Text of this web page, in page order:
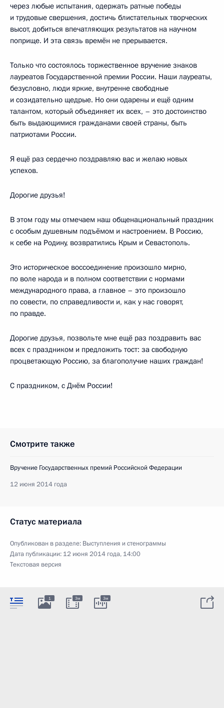
через любые испытания, одержать ратные победы
и трудовые свершения, достичь блистательных творческих
высот, добиться впечатляющих результатов на научном
поприще. И эта связь времён не прерывается.
Только что состоялось торжественное вручение знаков
лауреатов Государственной премии России. Наши лауреаты,
безусловно, люди яркие, внутренне свободные
и созидательно щедрые. Но они одарены и ещё одним
талантом, который объединяет их всех, – это достоинство
быть выдающимися гражданами своей страны, быть
патриотами России.
Я ещё раз сердечно поздравляю вас и желаю новых
успехов.
Дорогие друзья!
В этом году мы отмечаем наш общенациональный праздник
с особым душевным подъёмом и настроением. В Россию,
к себе на Родину, возвратились Крым и Севастополь.
Это историческое воссоединение произошло мирно,
по воле народа и в полном соответствии с нормами
международного права, а главное – это произошло
по совести, по справедливости и, как у нас говорят,
по правде.
Дорогие друзья, позвольте мне ещё раз поздравить вас
всех с праздником и предложить тост: за свободную
процветающую Россию, за благополучие наших граждан!
С праздником, с Днём России!
Смотрите также
Вручение Государственных премий Российской Федерации
12 июня 2014 года
Статус материала
Опубликован в разделе: Выступления и стенограммы
Дата публикации: 12 июня 2014 года, 14:00
Текстовая версия
1 3м 3м